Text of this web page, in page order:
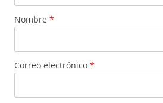
Nombre *
Correo electrónico *